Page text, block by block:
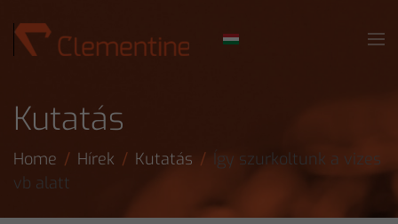
Skip to main content
Kutatás
Home Hírek Kutatás
Így szurkoltunk a vizes
vb alatt